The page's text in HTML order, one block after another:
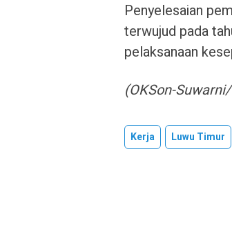
Penyelesaian
terwujud pada
pelaksanaan
(OKSon-
Kerja Luwu Timur